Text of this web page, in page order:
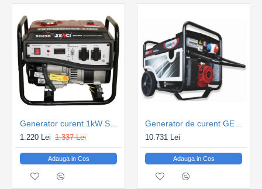
1.220 Lei 1.337 Lei
Adauga in Cos
10.731 Lei
Adauga in Cos